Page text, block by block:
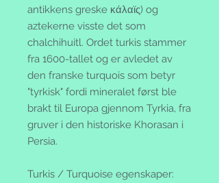
antikkens greske κάλαϊς) og
aztekerne visste det som
chalchihuitl. Ordet turkis stammer
fra 1600-tallet og er avledet av
den franske turquois som betyr
"tyrkisk" fordi mineralet først ble
brakt til Europa gjennom Tyrkia, fra
gruver i den historiske Khorasan i
Persia.
Turkis / Turquoise egenskaper: